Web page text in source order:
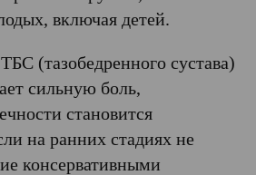
включая детей.
(тазобедренного сустава)
сильную боль,
становится
на ранних стадиях не
консервативными